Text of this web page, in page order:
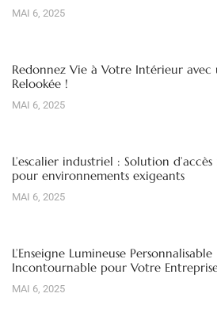
MAI 6, 2025
Redonnez Vie à Votre Intérieur avec
Relookée !
MAI 6, 2025
L’escalier industriel : Solution
pour environnements exigeants
MAI 6, 2025
L’Enseigne Lumineuse
Incontournable pour Votre
MAI 6, 2025